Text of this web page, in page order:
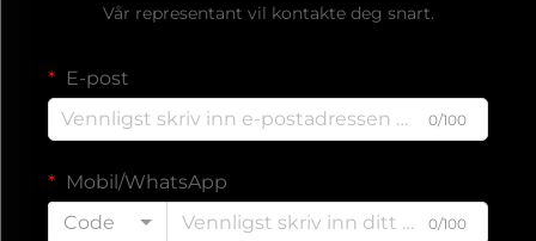
Vår representant vil kontakte deg snart.
E-post
0/100
Mobil/WhatsApp
Code
0/100